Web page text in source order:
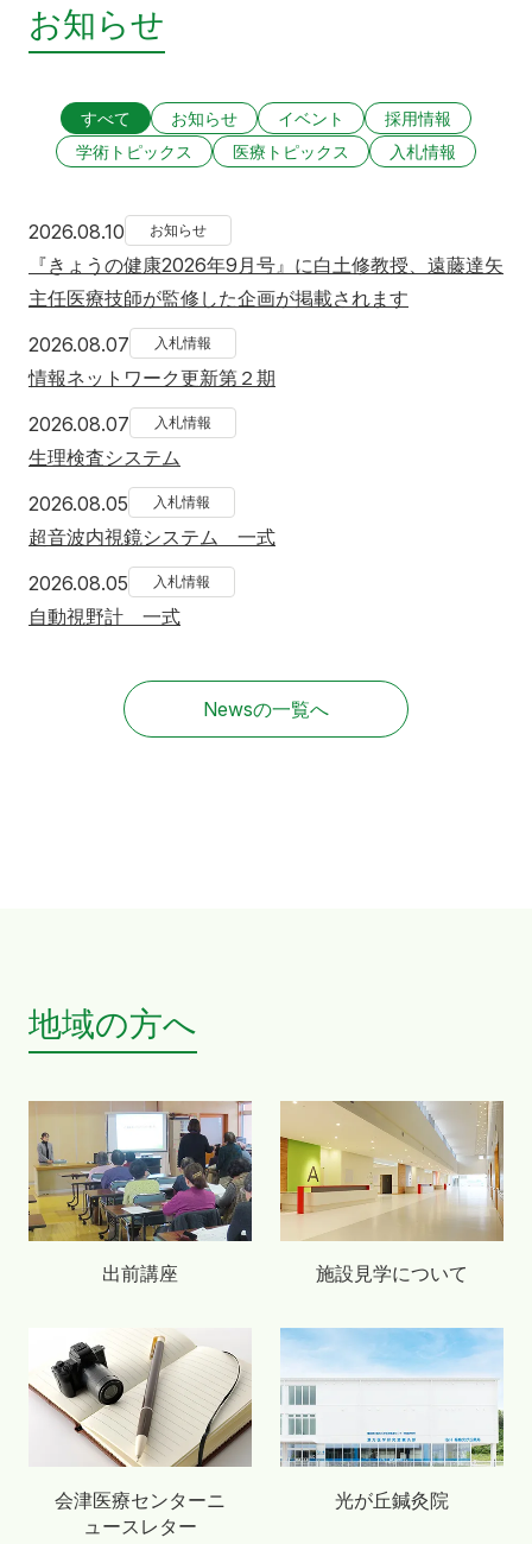
お知らせ
すべて お知らせ イベント
採用情報
学術トピックス
医療トピックス 入札情報
2026.08.10 2026年8月10日
お知らせ
『きょうの健康2026年9月号』に白土修教授、遠藤達矢
主任医療技師が監修した企画が掲載されます
2026.08.07 2026年8月7日
入札情報
情報ネットワーク更新第２期
2026.08.07 2026年8月7日
入札情報
生理検査システム
2026.08.05 2026年8月5日
入札情報
超音波内視鏡システム 一式
2026.08.05 2026年8月5日
入札情報
自動視野計 一式
Newsの一覧へ
地域の方へ
出前講座 施設見学について
会津医療センターニ
ュースレター
光が丘鍼灸院